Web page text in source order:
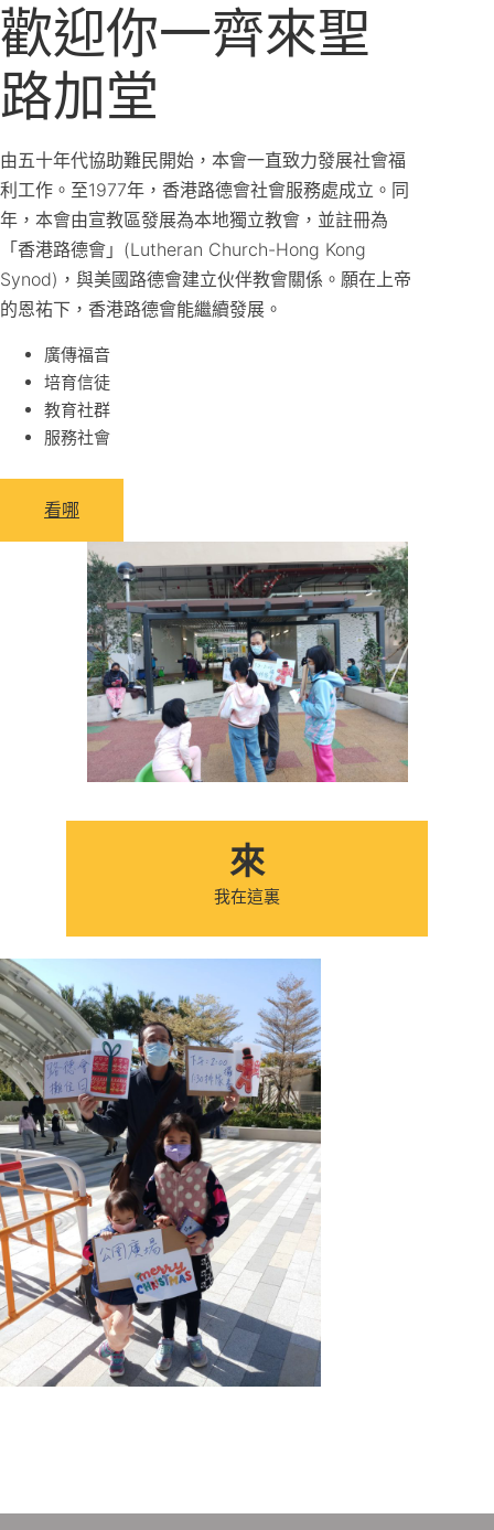
歡迎你一齊來聖
路加堂
由五十年代協助難民開始，本會一直致力發展社會福
利工作。至1977年，香港路德會社會服務處成立。同
年，本會由宣教區發展為本地獨立教會，並註冊為
「香港路德會」(Lutheran Church-Hong Kong
Synod)，與美國路德會建立伙伴教會關係。願在上帝
的恩祐下，香港路德會能繼續發展。
廣傳福音
培育信徒
教育社群
服務社會
看哪
來
我在這裏